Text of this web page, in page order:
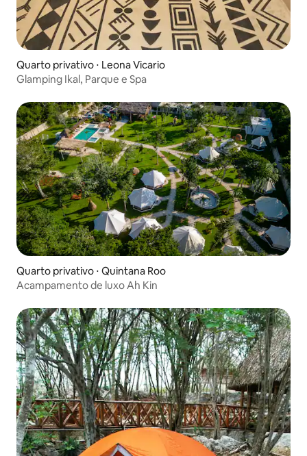
Quarto privativo ⋅ Leona Vicario
Glamping Ikal, Parque e Spa
Quarto privativo ⋅ Quintana Roo
Acampamento de luxo Ah Kin